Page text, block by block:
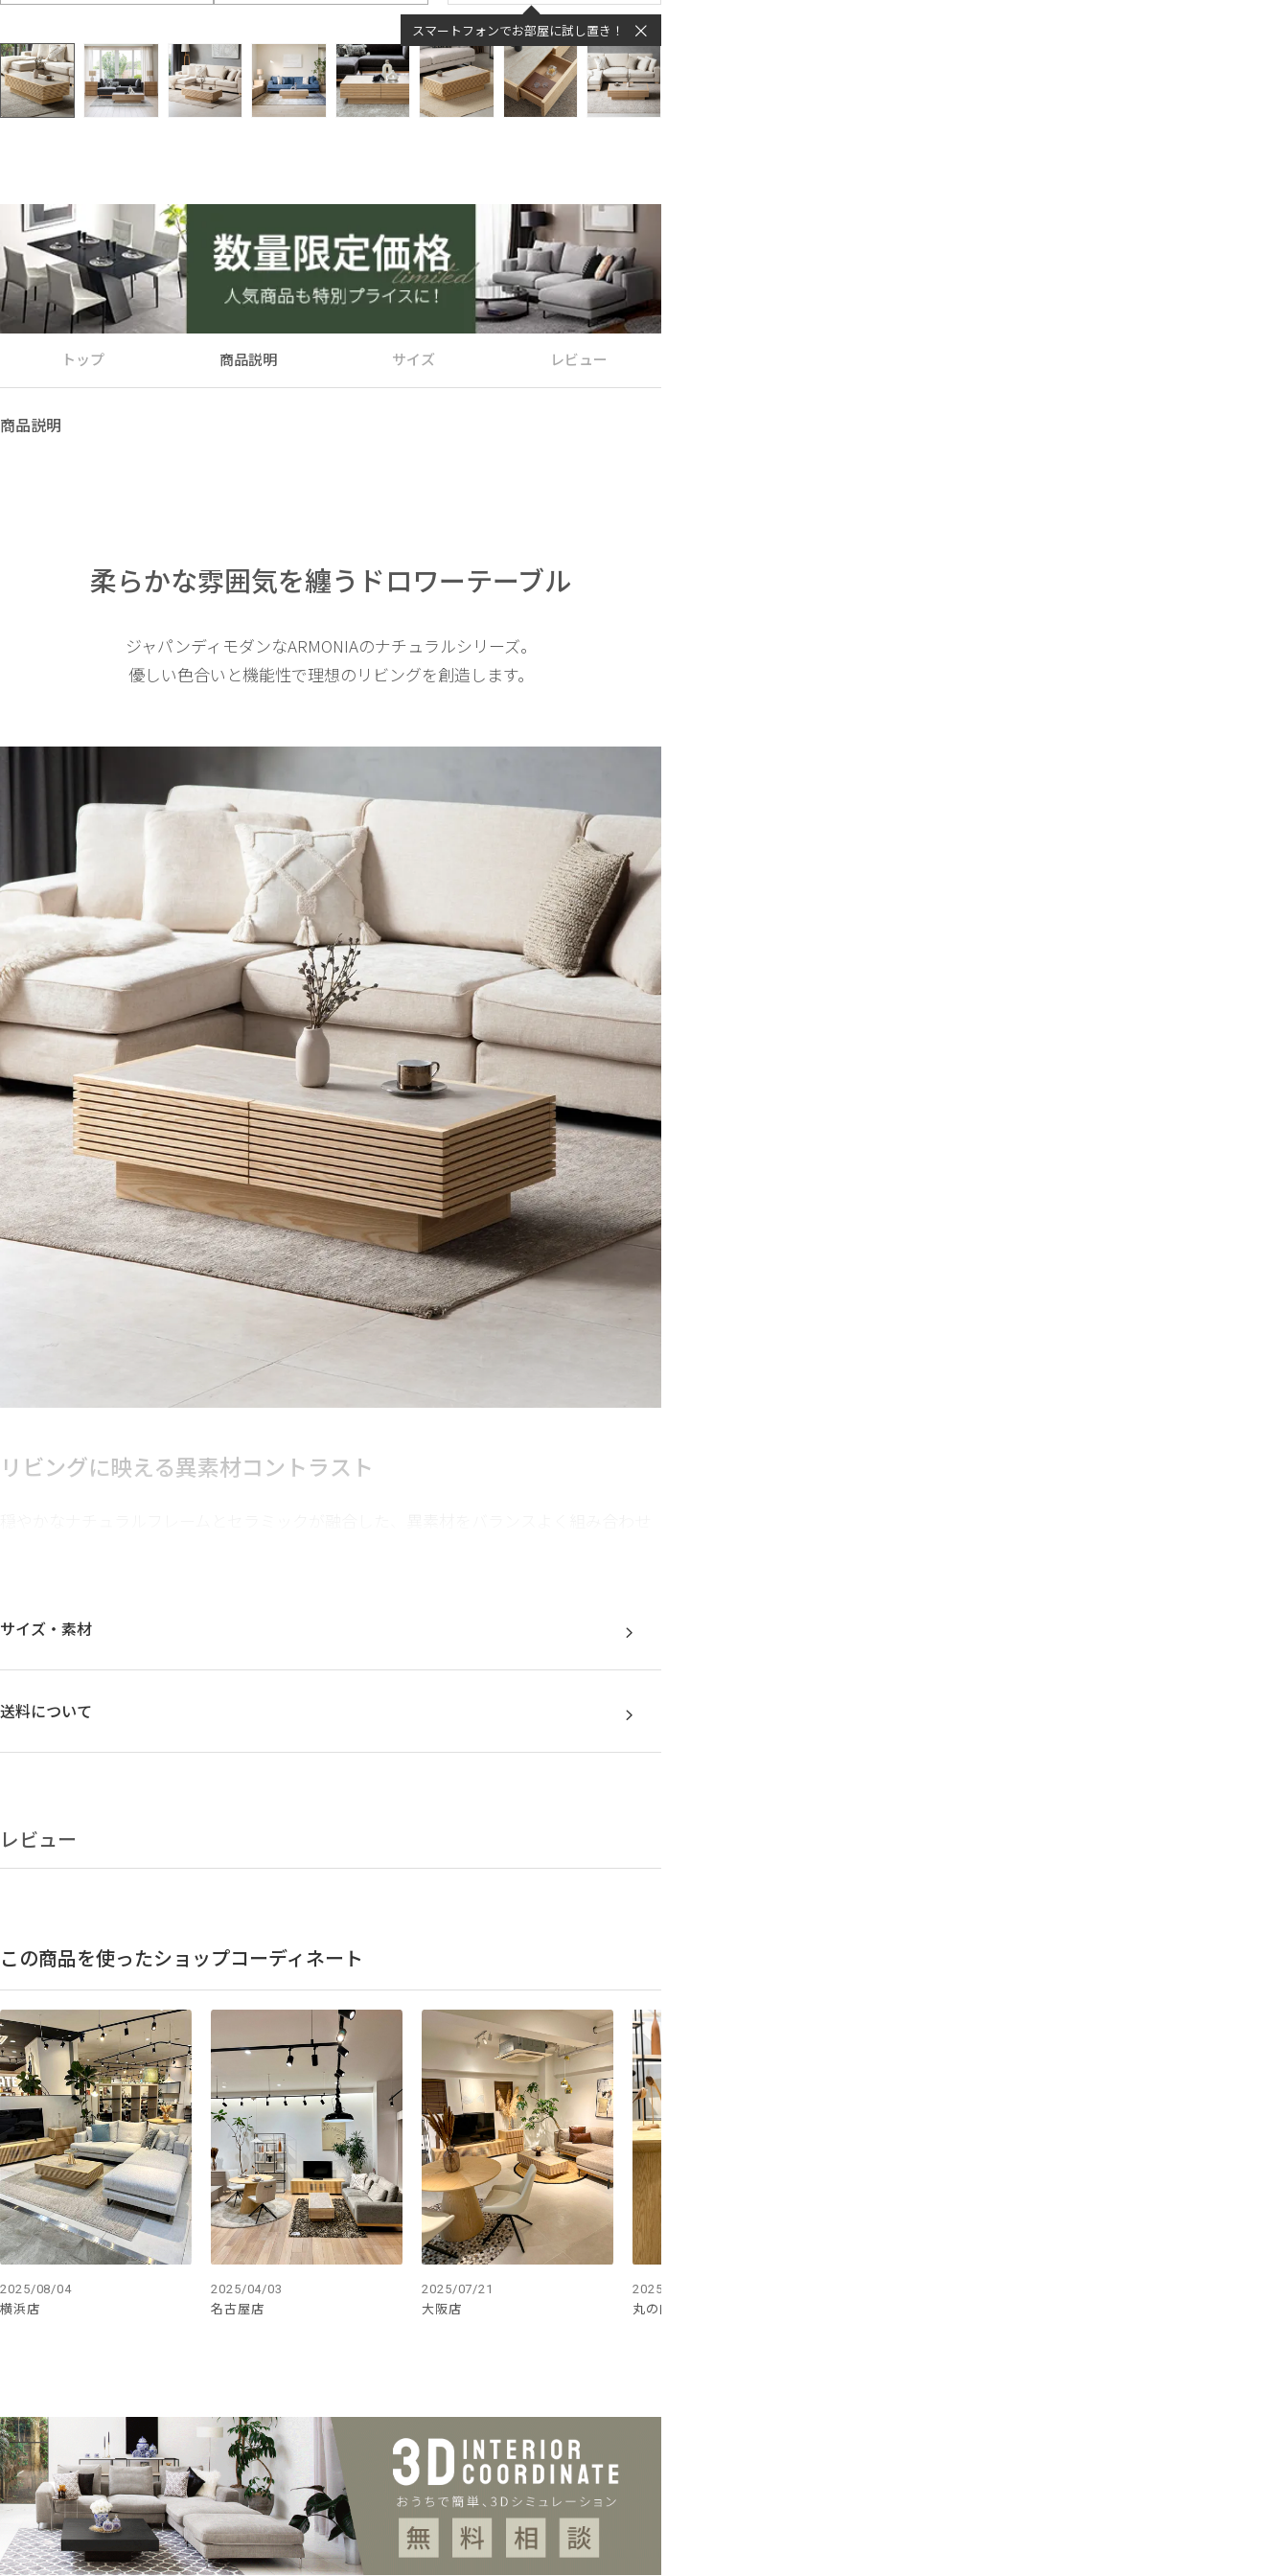
スマートフォンでお部屋に試し置き！
トップ 商品説明 サイズ レビュー
商品説明
柔らかな雰囲気を纏う ドロワーテーブル
ジャパンディモダンなARMONIAのナチュラルシリーズ。
優しい色合いと機能性で理想のリビングを創造します。
リビングに映える異素材コントラスト
美しさと実用性を兼ね備えたセラミックトップ
グレーセラミックのトップ天板は、凹凸のあるマットな質感で本物の石材のような自然を
感じられる質感。リビングを柔らかく明るい空間に彩ります。
サイズ・素材
送料について
レビュー
この商品を使ったショップコーディネート
2025/08/04
横浜店
2025/04/03
名古屋店
2025/07/21
大阪店
2025/05/02
丸の内店